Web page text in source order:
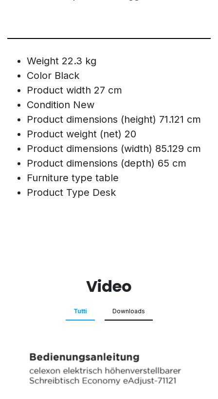
Weight 22.3 kg
Color Black
Product width 27 cm
Condition New
Product dimensions (height) 71.121 cm
Product weight (net) 20
Product dimensions (width) 85.129 cm
Product dimensions (depth) 65 cm
Furniture type table
Product Type Desk
Video
Tutti Downloads